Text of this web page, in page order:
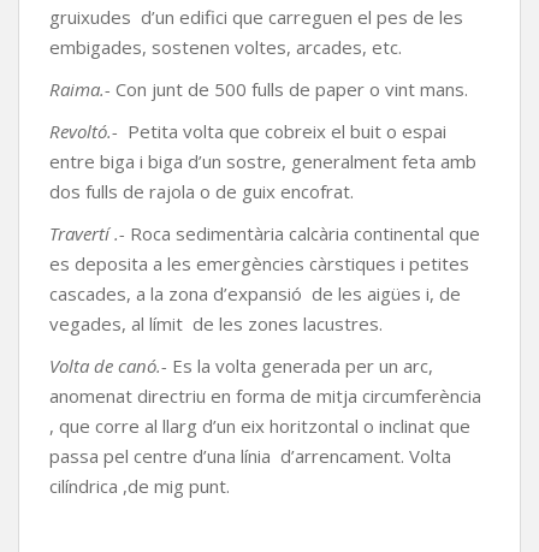
gruixudes d’un edifici que carreguen el pes de les
embigades, sostenen voltes, arcades, etc.
Raima.- Con junt de 500 fulls de paper o vint mans.
Revoltó.- Petita volta que cobreix el buit o espai
entre biga i biga d’un sostre, generalment feta amb
dos fulls de rajola o de guix encofrat.
Travertí .- Roca sedimentària calcària continental que
es deposita a les emergències càrstiques i petites
cascades, a la zona d’expansió de les aigües i, de
vegades, al límit de les zones lacustres.
Volta de canó.- Es la volta generada per un arc,
anomenat directriu en forma de mitja circumferència
, que corre al llarg d’un eix horitzontal o inclinat que
passa pel centre d’una línia d’arrencament. Volta
cilíndrica ,de mig punt.